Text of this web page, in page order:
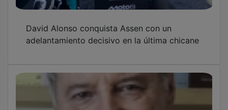
Movilizan a 72 efectivos por sendos